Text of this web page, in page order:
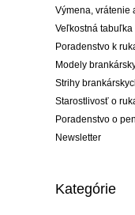
Výmena, vrátenie
Veľkostná tabuľka
Poradenstvo k
Modely
Strihy
Starostlivosť o
Poradenstvo o
Newsletter
Kategórie